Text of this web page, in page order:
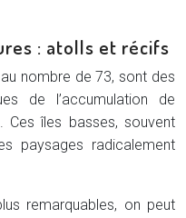
: atolls et récifs
nombre de 73, sont des
de l’accumulation de
Ces îles basses, souvent
paysages radicalement
remarquables, on peut